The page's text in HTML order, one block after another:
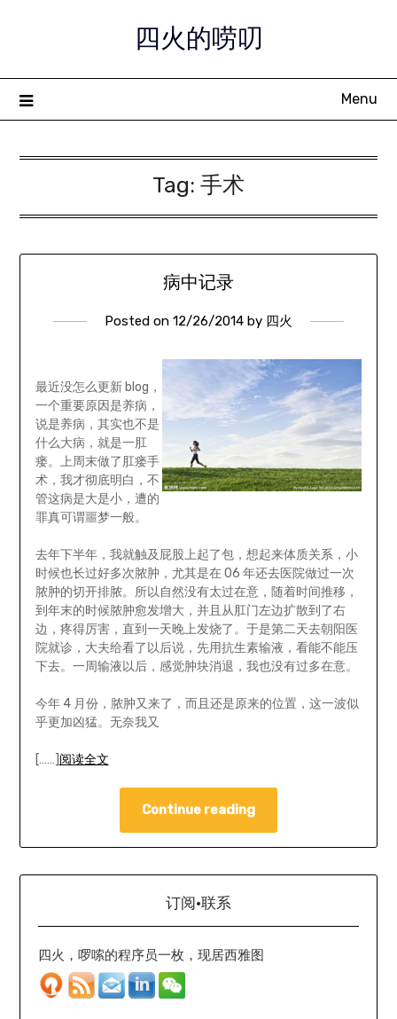
四火的唠叨
Menu
Tag: 手术
病中记录
Posted on 12/26/2014 by 四火
最近没怎么更新 blog，
一个重要原因是养病，
说是养病，其实也不是
什么大病，就是一肛
瘘。上周末做了肛瘘手
术，我才彻底明白，不
管这病是大是小，遭的
罪真可谓噩梦一般。
去年下半年，我就触及屁股上起了包，想起来体质关系，小
时候也长过好多次脓肿，尤其是在 06 年还去医院做过一次
脓肿的切开排脓。所以自然没有太过在意，随着时间推移，
到年末的时候脓肿愈发增大，并且从肛门左边扩散到了右
边，疼得厉害，直到一天晚上发烧了。于是第二天去朝阳医
院就诊，大夫给看了以后说，先用抗生素输液，看能不能压
下去。一周输液以后，感觉肿块消退，我也没有过多在意。
今年 4 月份，脓肿又来了，而且还是原来的位置，这一波似
乎更加凶猛。无奈我又
[……] 阅读全文
Continue reading
订阅·联系
四火，啰嗦的程序员一枚，现居西雅图